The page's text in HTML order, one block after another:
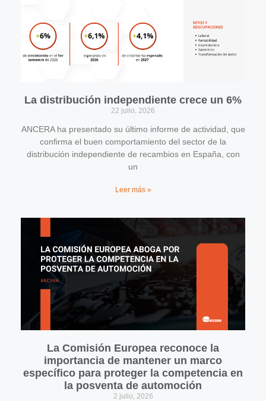
La distribución independiente crece un 6%
22 julio, 2026
ANCERA ha presentado su último informe de actividad, que
confirma el buen comportamiento del sector de la
distribución independiente de recambios en España, con
un
Leer más »
La Comisión Europea reconoce la
importancia de mantener un marco
específico para proteger la competencia en
la posventa de automoción
2 julio, 2026